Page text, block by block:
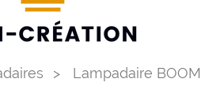
Lampadaire BOOM